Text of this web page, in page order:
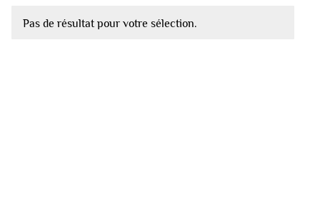
Pas de résultat pour votre sélection.